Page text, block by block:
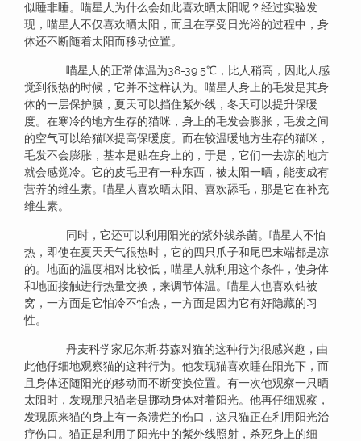
似睡非睡。喵星人为什么会如此喜欢晒太阳呢？经过实验发
现，喵星人不仅喜欢晒太阳，而且在享受日光浴的过程中，身
体还不断随着太阳而移动位置。
喵星人的正常体温为38-39.5℃，比人稍高，因此人感
觉到很热的时候，它并不这样认为。喵星人身上的毛发是其身
体的一层保护膜，夏天可以挡住紫外线，冬天可以提升保暖
度。在寒冷的地方生存的猫咪，身上的毛发会膨胀，毛发之间
的空气可以给猫咪提高保暖度。而在较温暖地方生存的猫咪，
毛发不会膨胀，基本是贴在身上的，于是，它们一去凉的地方
就会感觉冷。它的皮毛里有一种东西，被太阳一晒，能变成有
营养的维生素。喵星人喜欢晒太阳、喜欢舔毛，那是它在补充
维生素。
同时，它还可以利用阳光的紫外线杀菌。喵星人不怕
热，即使在夏天天气很热时，它的四只爪子和尾巴末端都是凉
的。地面的温度相对比较低，喵星人就利用这个条件，使身体
和地面接触进行热量交换，来调节体温。喵星人也喜欢钻被
窝，一方面是它怕冷不怕热，一方面是因为它有好隐藏的习
性。
丹麦科学家尼尔斯·芬森对猫的这种行为很感兴趣，由
此他仔细地观察猫的这种行为。他发现猫喜欢睡在阳光下，而
且身体还随阳光的移动而不断变换位置。有一次他观察一只晒
太阳时，发现那只猫老是挪动身体对着阳光。他再仔细观察，
发现原来猫的身上有一条溃烂的伤口，这只猫正在利用阳光治
疗伤口。猫正是利用了阳光中的紫外线照射，杀死身上的细